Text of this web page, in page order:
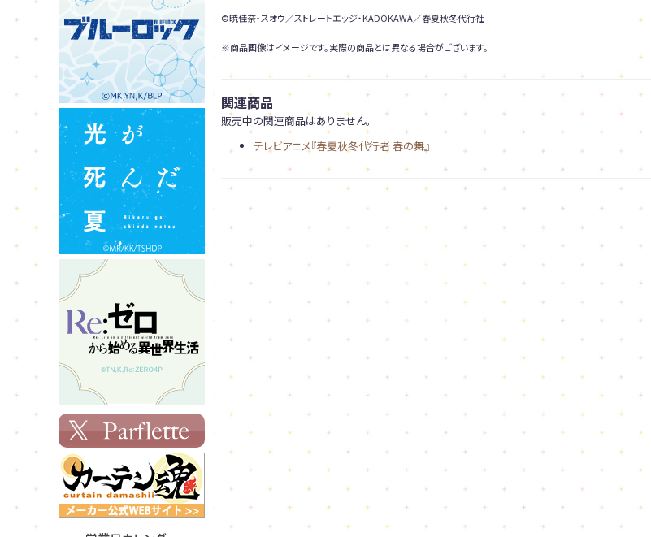
©暁佳奈・スオウ／ストレートエッジ・KADOKAWA／春夏秋冬代行社
※商品画像はイメージです。実際の商品とは異なる場合がございます。
関連商品
販売中の関連商品はありません。
テレビアニメ『春夏秋冬代行者 春の舞』